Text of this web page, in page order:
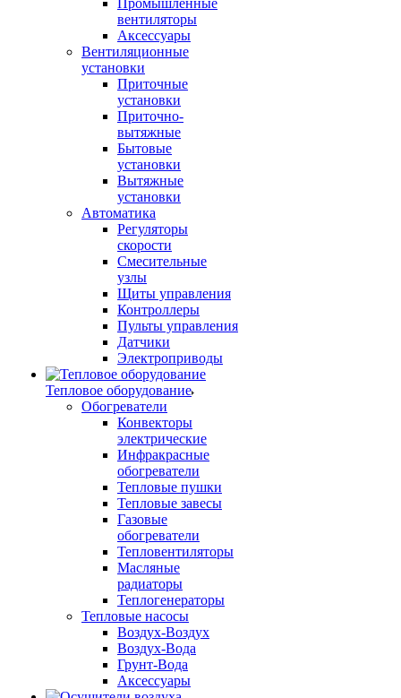
Промышленные
вентиляторы
Аксессуары
Вентиляционные
установки
Приточные
установки
Приточно-
вытяжные
Бытовые
установки
Вытяжные
установки
Автоматика
Регуляторы
скорости
Смесительные
узлы
Щиты управления
Контроллеры
Пульты управления
Датчики
Электроприводы
Тепловое оборудование
Обогреватели
Конвекторы
электрические
Инфракрасные
обогреватели
Тепловые пушки
Тепловые завесы
Газовые
обогреватели
Тепловентиляторы
Масляные
радиаторы
Теплогенераторы
Тепловые насосы
Воздух-Воздух
Воздух-Вода
Грунт-Вода
Аксессуары